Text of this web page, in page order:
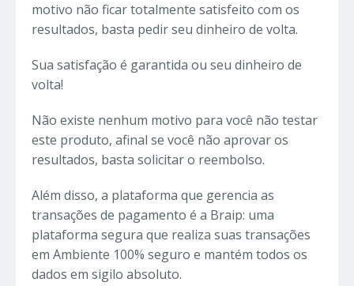
motivo não ficar totalmente satisfeito com os
resultados, basta pedir seu dinheiro de volta.
Sua satisfação é garantida ou seu dinheiro de
volta!
Não existe nenhum motivo para você não testar
este produto, afinal se você não aprovar os
resultados, basta solicitar o reembolso.
Além disso, a plataforma que gerencia as
transações de pagamento é a Braip: uma
plataforma segura que realiza suas transações
em Ambiente 100% seguro e mantém todos os
dados em sigilo absoluto.